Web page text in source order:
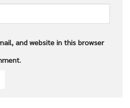
and website in this browser